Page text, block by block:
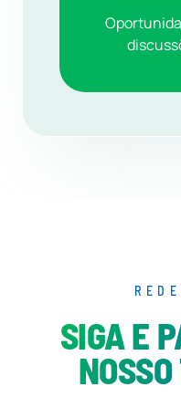
SIGA E